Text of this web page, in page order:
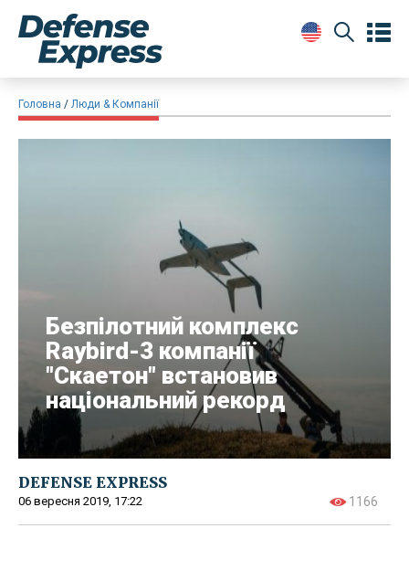
Головна Люди & Компанії
Безпілотний комплекс
Raybird-3 компанії
"Скаетон" встановив
національний рекорд
DEFENSE EXPRESS
06 вересня 2019, 17:22 1166